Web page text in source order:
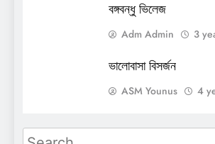
বঙ্গবন্ধু ভিলেজ
Adm Admin 3
ভালোবাসা বিসর্জন
ASM Younus 4
Search